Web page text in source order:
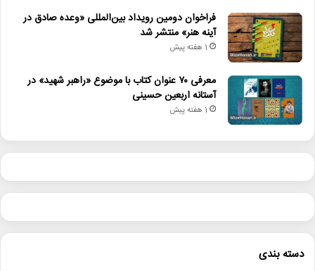
علی‌اصغر عزتی‌پاک
فراکتاب
کانون پرورش فکری کودکان و نوجوانان
فراخوان دومین رویداد بین‌المللی «وعده صادق در
آینه هنر» منتشر شد
1 هفته پیش
معرفی ۷۰ عنوان کتاب با موضوع «راهبر شهید» در
آستانه اربعین حسینی
1 هفته پیش
دسته بندی